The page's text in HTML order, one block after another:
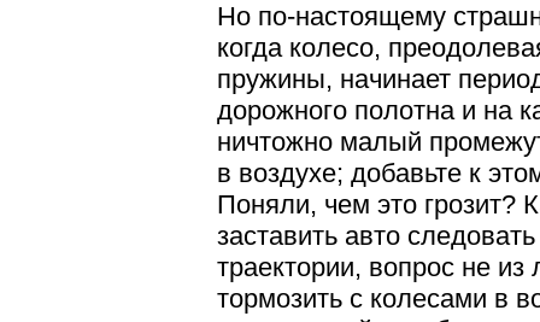
Но по-настоящему
когда колесо,
пружины, начинает
дорожного полотна и на
ничтожно малый
в воздухе; добавьте к
Поняли, чем это грозит?
заставить авто
траектории, вопрос не из
тормозить с колесами в